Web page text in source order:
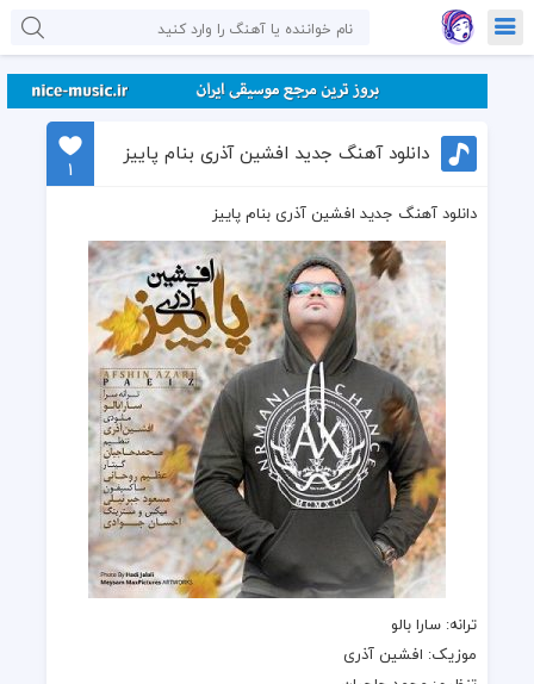
دانلود آهنگ جدید افشین آذری بنام پاییز
1
دانلود آهنگ جدید افشین آذری بنام پاییز
ترانه: سارا بالو
موزیک: افشین آذری